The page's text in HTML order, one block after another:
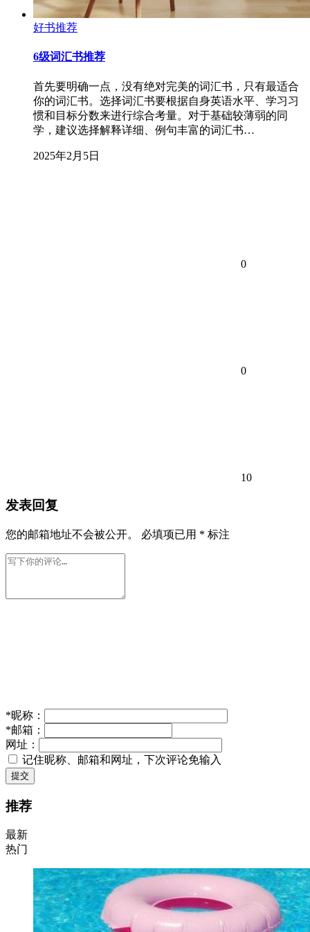
好书推荐
6级词汇书推荐
首先要明确一点，没有绝对完美的词汇书，只有最适合
你的词汇书。选择词汇书要根据自身英语水平、学习习
惯和目标分数来进行综合考量。对于基础较薄弱的同
学，建议选择解释详细、例句丰富的词汇书…
2025年2月5日
0
0
10
发表回复
您的邮箱地址不会被公开。 必填项已用 * 标注
*昵称：
*邮箱：
网址：
记住昵称、邮箱和网址，下次评论免输入
提交
推荐
最新
热门